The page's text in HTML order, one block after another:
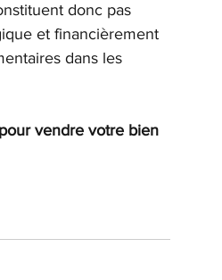
donc pas
et financièrement
dans les
vendre votre bien